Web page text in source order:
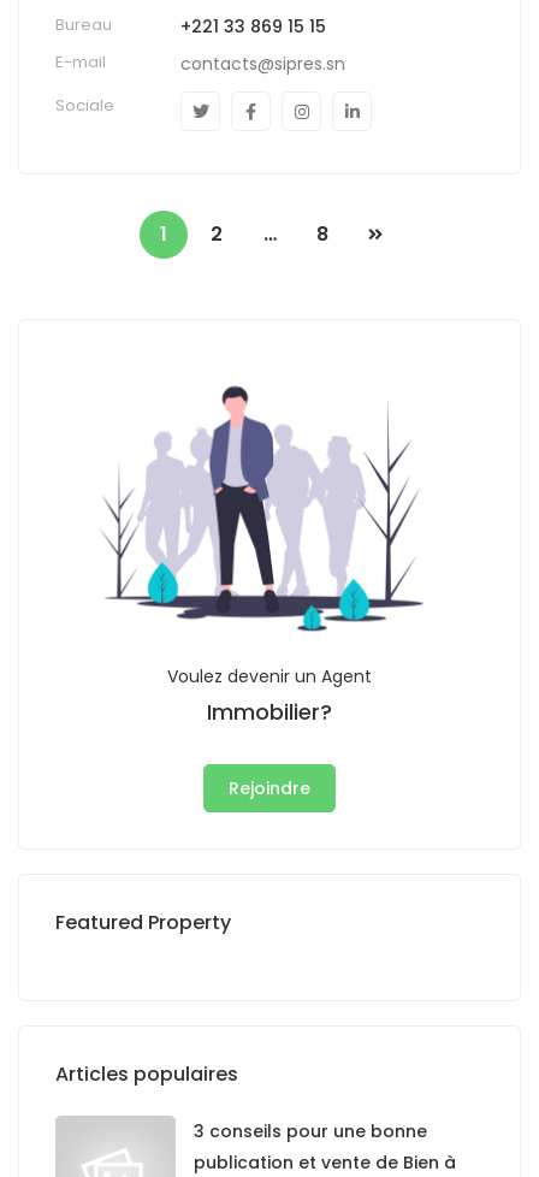
Bureau +221 33 869 15 15
E-mail contacts@sipres.sn
Sociale
1 2 … 8
Voulez devenir un Agent
Immobilier?
Rejoindre
Featured Property
Articles populaires
3 conseils pour une bonne
publication et vente de Bien à